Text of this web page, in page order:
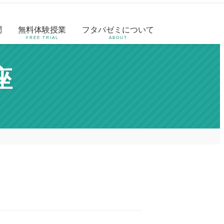
無料体験授業
FREE TRIAL
フタバゼミについて
ABOUT